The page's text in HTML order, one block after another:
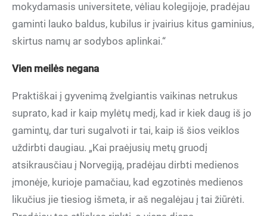
mokydamasis universitete, vėliau kolegijoje, pradėjau
gaminti lauko baldus, kubilus ir įvairius kitus gaminius,
skirtus namų ar sodybos aplinkai.“
Vien meilės negana
Praktiškai į gyvenimą žvelgiantis vaikinas netrukus
suprato, kad ir kaip mylėtų medį, kad ir kiek daug iš jo
gamintų, dar turi sugalvoti ir tai, kaip iš šios veiklos
uždirbti daugiau. „Kai praėjusių metų gruodį
atsikrausčiau į Norvegiją, pradėjau dirbti medienos
įmonėje, kurioje pamačiau, kad egzotinės medienos
likučius jie tiesiog išmeta, ir aš negalėjau į tai žiūrėti.